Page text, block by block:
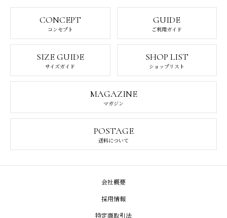
CONCEPT
コンセプト
GUIDE
ご利用ガイド
SIZE GUIDE
サイズガイド
SHOP LIST
ショップリスト
MAGAZINE
マガジン
POSTAGE
送料について
会社概要
採用情報
特定商取引法